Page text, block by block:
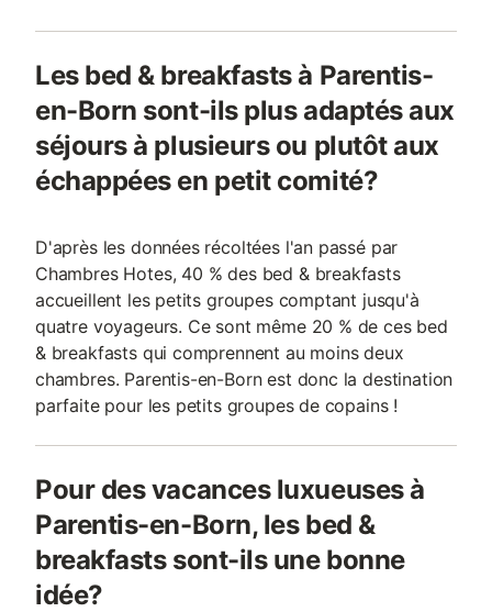
Les bed & breakfasts à Parentis-
en-Born sont-ils plus adaptés aux
séjours à plusieurs ou plutôt aux
échappées en petit comité?
D'après les données récoltées l'an passé par
Chambres Hotes, 40 % des bed & breakfasts
accueillent les petits groupes comptant jusqu'à
quatre voyageurs. Ce sont même 20 % de ces bed
& breakfasts qui comprennent au moins deux
chambres. Parentis-en-Born est donc la destination
parfaite pour les petits groupes de copains !
Pour des vacances luxueuses à
Parentis-en-Born, les bed &
breakfasts sont-ils une bonne
idée?